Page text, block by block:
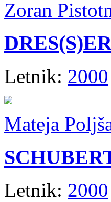
Zoran
Letnik: 2000
Mateja
Letnik: 2000